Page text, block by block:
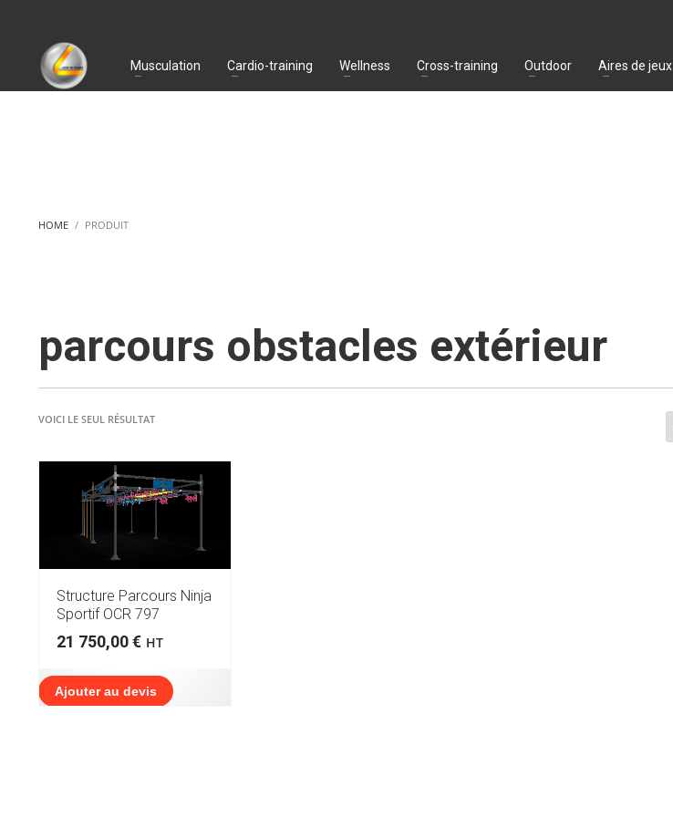
Musculation Cardio-training Wellness Cross-training Outdoor Aires de jeux
HOME PRODUIT
parcours obstacles extérieur
VOICI LE SEUL RÉSULTAT
Structure Parcours Ninja
Sportif OCR 797
21 750,00€ HT
Ajouter au devis